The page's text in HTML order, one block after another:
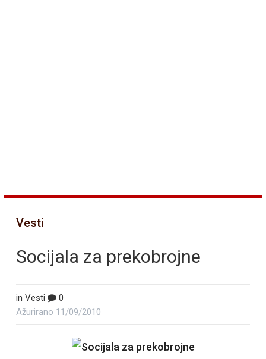
Vesti
Socijala za prekobrojne
in Vesti
0
Ažurirano 11/09/2010